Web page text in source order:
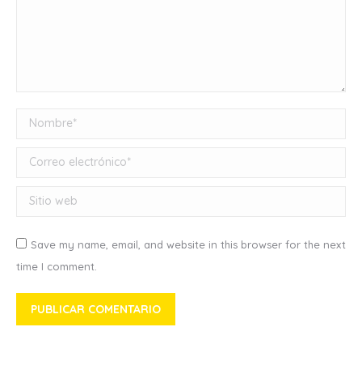
Nombre *
Correo electrónico *
Sitio web
Save my name, email, and website in this browser for the next
time I comment.
PUBLICAR COMENTARIO